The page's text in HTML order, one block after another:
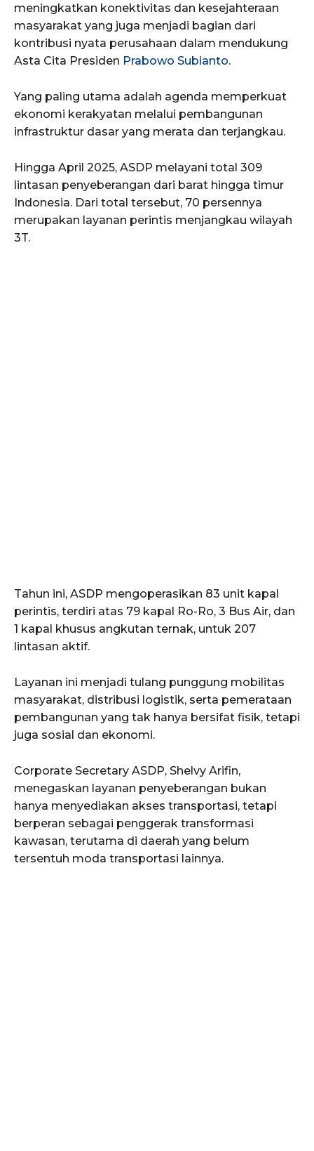
meningkatkan konektivitas dan kesejahteraan
masyarakat yang juga menjadi bagian dari
kontribusi nyata perusahaan dalam mendukung
Asta Cita Presiden Prabowo Subianto.
Yang paling utama adalah agenda memperkuat
ekonomi kerakyatan melalui pembangunan
infrastruktur dasar yang merata dan terjangkau.
Hingga April 2025, ASDP melayani total 309
lintasan penyeberangan dari barat hingga timur
Indonesia. Dari total tersebut, 70 persennya
merupakan layanan perintis menjangkau wilayah
3T.
Tahun ini, ASDP mengoperasikan 83 unit kapal
perintis, terdiri atas 79 kapal Ro-Ro, 3 Bus Air, dan
1 kapal khusus angkutan ternak, untuk 207
lintasan aktif.
Layanan ini menjadi tulang punggung mobilitas
masyarakat, distribusi logistik, serta pemerataan
pembangunan yang tak hanya bersifat fisik, tetapi
juga sosial dan ekonomi.
Corporate Secretary ASDP, Shelvy Arifin,
menegaskan layanan penyeberangan bukan
hanya menyediakan akses transportasi, tetapi
berperan sebagai penggerak transformasi
kawasan, terutama di daerah yang belum
tersentuh moda transportasi lainnya.